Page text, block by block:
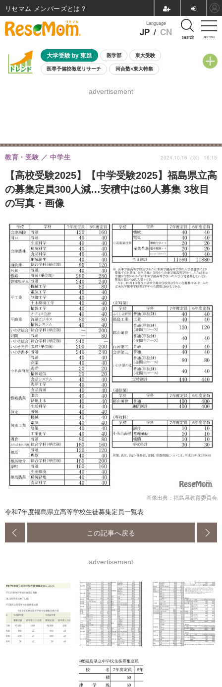
menu
Language
JP / CN search
大学受験 by 東進 医学部 東大受験
医専予備校徹底リサーチ 河合塾×東大特集
8月開催学校説明会・相談会
advertisement
【高校受験2025】【中学受験2025】福島県立高
の募集定員300人減…安積中は60人募集 3枚目
の写真・画像
教育・受験 中学生 2024.10.16（水） 16:15
画像出典：福島県教育委員会
令和7年度福島県立高等学校生徒募集定員一覧表
この記事へ戻る
advertisement
リセマム メンバーズ